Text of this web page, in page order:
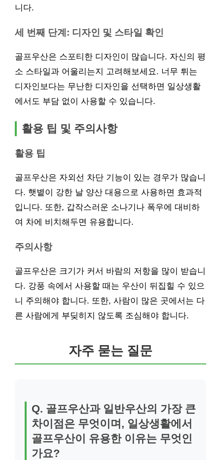
니다.
세 번째 단계: 디자인 및 스타일 확인
골프우산은 스포티한 디자인이 많습니다. 자신의 평
소 스타일과 어울리는지 고려해보세요. 너무 튀는
디자인보다는 무난한 디자인을 선택하면 일상생활
에서도 부담 없이 사용할 수 있습니다.
활용 팁 및 주의사항
활용 팁
골프우산은 자외선 차단 기능이 있는 경우가 많습니
다. 햇볕이 강한 날 양산 대용으로 사용하면 효과적
입니다. 또한, 갑작스러운 소나기나 폭우에 대비하
여 차에 비치해두면 유용합니다.
주의사항
골프우산은 크기가 커서 바람의 저항을 많이 받습니
다. 강풍 속에서 사용할 때는 우산이 뒤집힐 수 있으
니 주의해야 합니다. 또한, 사람이 많은 곳에서는 다
른 사람에게 부딪히지 않도록 조심해야 합니다.
자주 묻는 질문
Q. 골프우산과 일반우산의 가장 큰
차이점은 무엇이며, 일상생활에서
골프우산이 유용한 이유는 무엇인
가요?